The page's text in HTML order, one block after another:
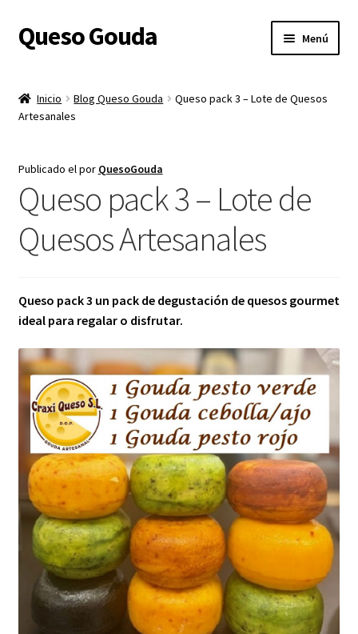
Ir
a
navegación
Ir
al
Queso Gouda Menú
Sobre nosotros
Tienda
Gastos de Envío
Queso Gouda
hijo
Contacto
Inicio Blog Queso Gouda
Queso pack 3 – Lote de Quesos
Artesanales
Publicado elpor QuesoGouda
Queso pack 3 – Lote de
Quesos Artesanales
Queso pack 3 un pack de degustación de quesos gourmet
ideal para regalar o disfrutar.